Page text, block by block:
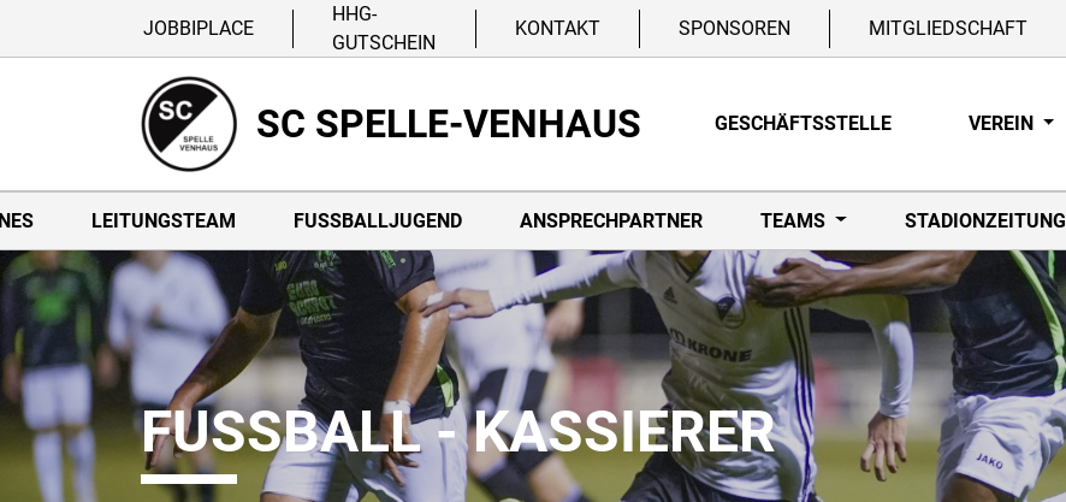
JOBBIPLACE
HHG-
GUTSCHEIN
KONTAKT SPONSOREN MITGLIEDSCHAFT
SC SPELLE-VENHAUS GESCHÄFTSSTELLE VEREIN
LEITUNGSTEAM FUSSBALLJUGEND ANSPRECHPARTNER TEAMS STADIONZEITUNG
FUSSBALL - KASSIERER